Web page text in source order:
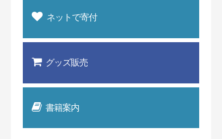
ネットで寄付
グッズ販売
書籍案内